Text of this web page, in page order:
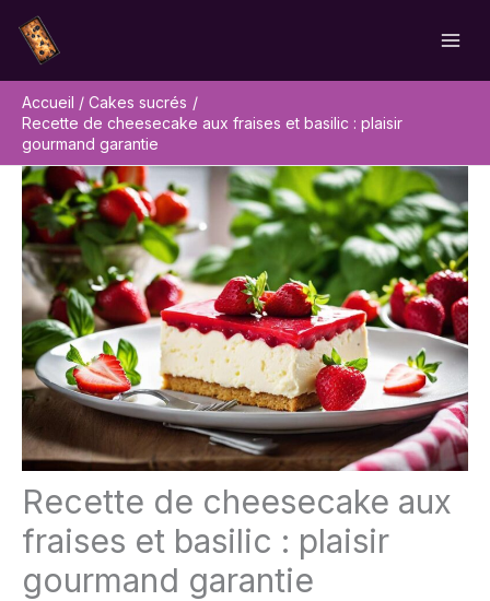
contenu
Accueil
Cakes sucrés
Recette de cheesecake aux fraises et basilic : plaisir
gourmand garantie
Recette de cheesecake aux
fraises et basilic : plaisir
gourmand garantie
Rechercher